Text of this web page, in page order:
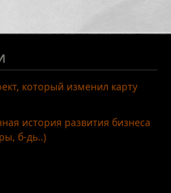
который изменил карту
история развития бизнеса
б-дь..)